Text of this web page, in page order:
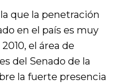
que la penetración
en el país es muy
el área de
del Senado de la
la fuerte presencia